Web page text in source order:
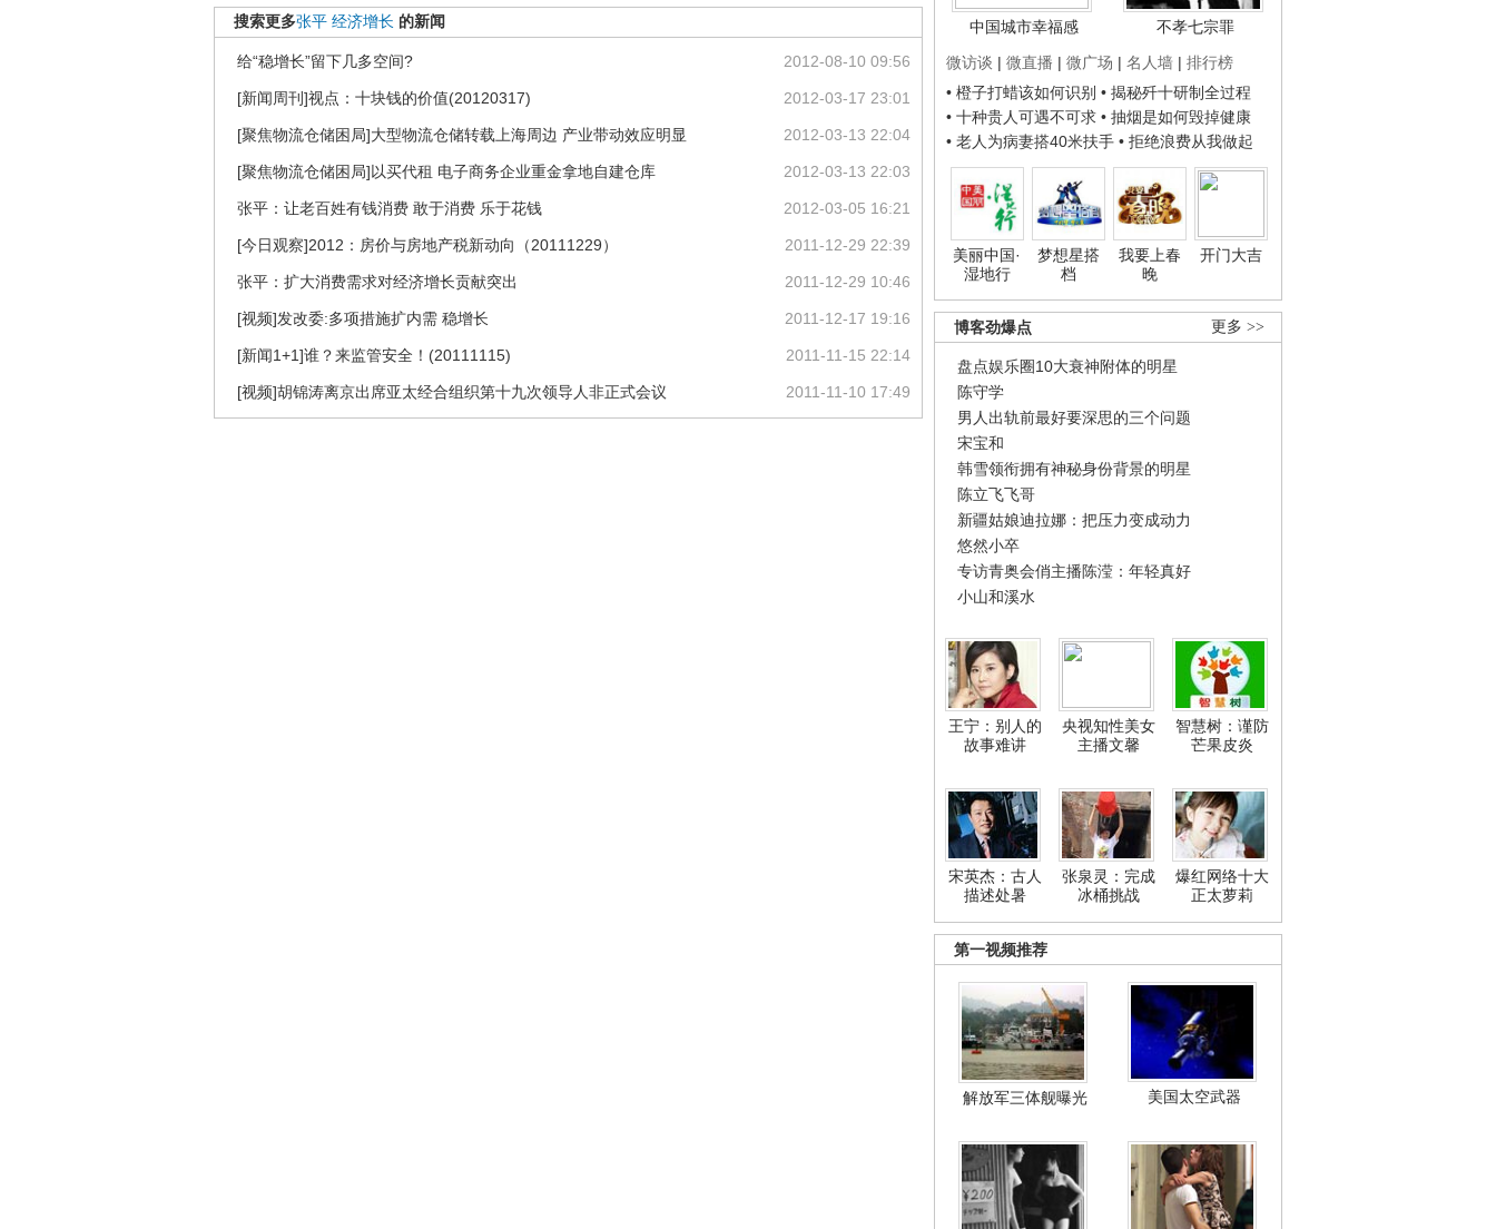
中国城市幸福感
不孝七宗罪
微访谈 | 微直播 | 微广场 | 名人墙 | 排行榜
• 橙子打蜡该如何识别 • 揭秘歼十研制全过程
• 十种贵人可遇不可求 • 抽烟是如何毁掉健康
• 老人为病妻搭40米扶手 • 拒绝浪费从我做起
美丽中国·
湿地行
梦想星搭
档
我要上春
晚
开门大吉
更多 >>
博客劲爆点
盘点娱乐圈10大衰神附体的明星
陈守学
男人出轨前最好要深思的三个问题
宋宝和
韩雪领衔拥有神秘身份背景的明星
陈立飞飞哥
新疆姑娘迪拉娜：把压力变成动力
悠然小卒
专访青奥会俏主播陈滢：年轻真好
小山和溪水
王宁：别人的
故事难讲
央视知性美女
主播文馨
智慧树：谨防
芒果皮炎
宋英杰：古人
描述处暑
张泉灵：完成
冰桶挑战
爆红网络十大
正太萝莉
第一视频推荐
解放军三体舰曝光 美国太空武器
搜索更多张平 经济增长 的新闻
2012-08-10 09:56
给“稳增长”留下几多空间?
2012-03-17 23:01
[新闻周刊]视点：十块钱的价值(20120317)
2012-03-13 22:04
[聚焦物流仓储困局]大型物流仓储转载上海周边 产业带动效应明显
2012-03-13 22:03
[聚焦物流仓储困局]以买代租 电子商务企业重金拿地自建仓库
2012-03-05 16:21
张平：让老百姓有钱消费 敢于消费 乐于花钱
2011-12-29 22:39
[今日观察]2012：房价与房地产税新动向（20111229）
2011-12-29 10:46
张平：扩大消费需求对经济增长贡献突出
2011-12-17 19:16
[视频]发改委:多项措施扩内需 稳增长
2011-11-15 22:14
[新闻1+1]谁？来监管安全！(20111115)
2011-11-10 17:49
[视频]胡锦涛离京出席亚太经合组织第十九次领导人非正式会议